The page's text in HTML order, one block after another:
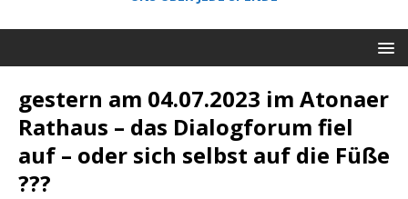
gestern am 04.07.2023 im Atonaer
Rathaus – das Dialogforum fiel
auf – oder sich selbst auf die Füße
???